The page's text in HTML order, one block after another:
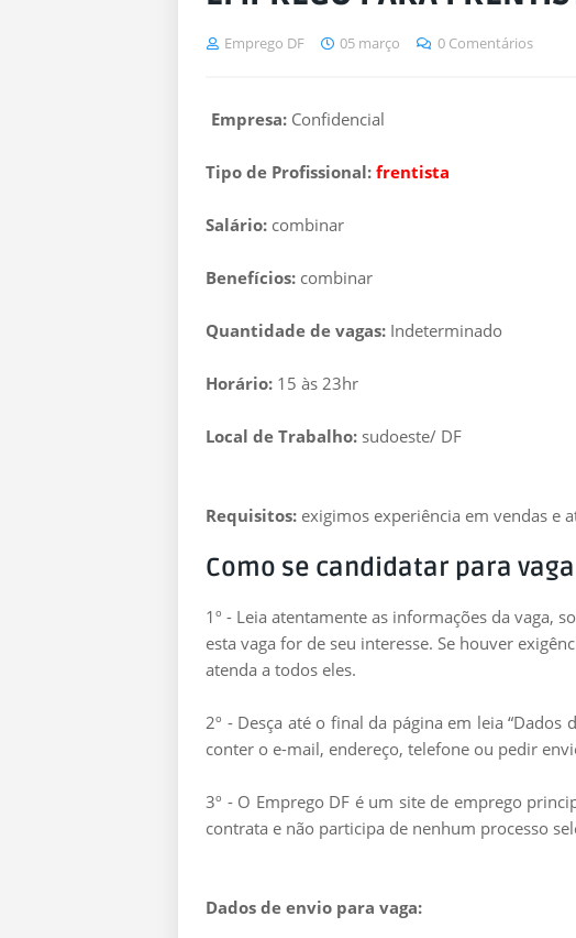
Emprego DF 05 março 0 Comentários
Empresa: Confidencial
Tipo de Profissional: frentista
Salário: combinar
Benefícios: combinar
Quantidade de vagas: Indeterminado
Horário: 15 às 23hr
Local de Trabalho: sudoeste/ DF
Requisitos: exigimos experiência em vendas e
Como se candidatar para
1º - Leia atentamente as informações da vaga,
esta vaga for de seu interesse. Se houver
atenda a todos eles.
2º - Desça até o final da página em leia
conter o e-mail, endereço, telefone ou pedir
3º - O Emprego DF é um site de emprego
contrata e não participa de nenhum processo
Dados de envio para vaga: